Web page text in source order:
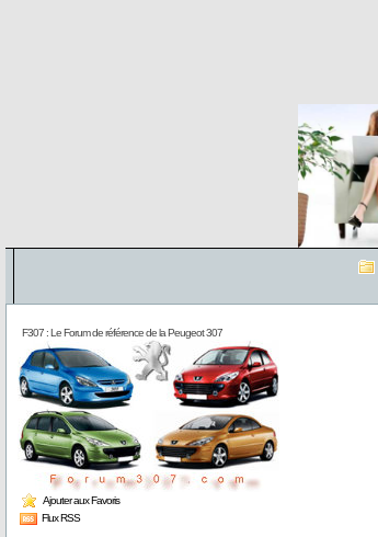
F307 : Le Forum de référence de la Peugeot 307
Ajouter aux Favoris
Flux RSS